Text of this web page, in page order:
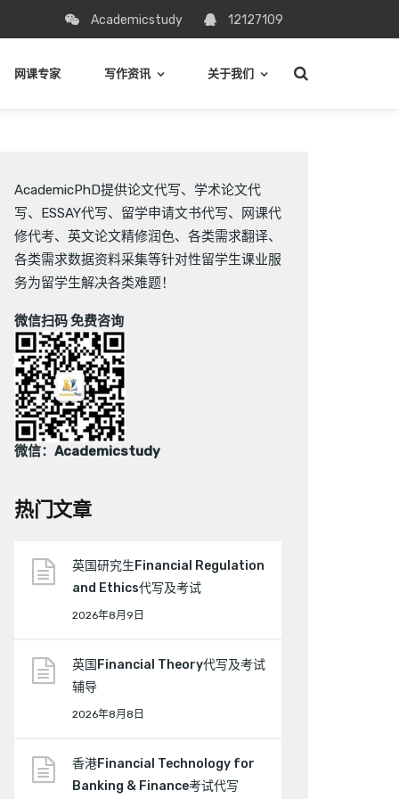
Academicstudy 12127109
网课专家 写作资讯 关于我们
AcademicPhD提供论文代写、 学术论文代
写、 ESSAY代写、 留学申请文书代写、
网课代
修代考、 英文论文精修润色、 各类需求翻译、
各类需求数据资料采集等针对性留学生课业服
务为留学生解决各类难题！
微信扫码 免费咨询
微信：Academicstudy
热门文章
英国研究生Financial Regulation
and Ethics代写及考试
2026年8月9日
英国Financial Theory代写及考试
辅导
2026年8月8日
香港Financial Technology for
Banking & Finance考试代写